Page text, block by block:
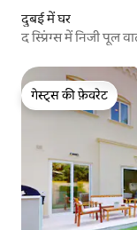
दुबई में घर
द स्प्रिंग्स में निजी पूल
गेस्ट्स की फ़ेवरेट
गेस्ट्स की फ़ेवरेट